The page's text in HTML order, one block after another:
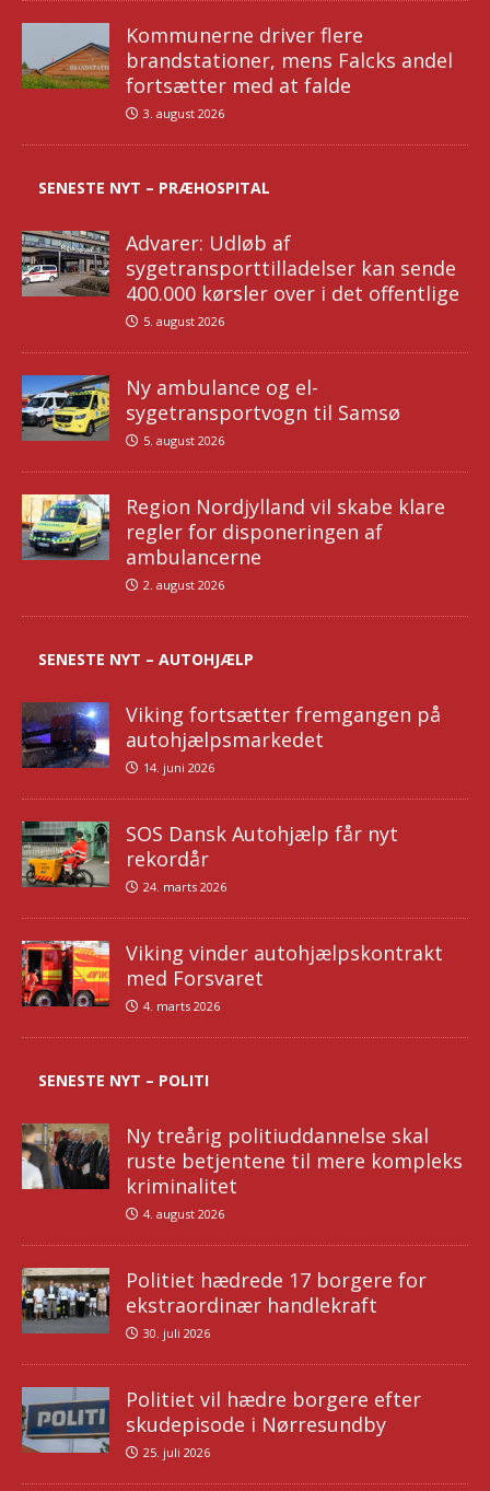
Kommunerne driver flere
brandstationer, mens Falcks andel
fortsætter med at falde
3. august 2026
SENESTE NYT – PRÆHOSPITAL
Advarer: Udløb af
sygetransporttilladelser kan sende
400.000 kørsler over i det offentlige
5. august 2026
Ny ambulance og el-
sygetransportvogn til Samsø
5. august 2026
Region Nordjylland vil skabe klare
regler for disponeringen af
ambulancerne
2. august 2026
SENESTE NYT – AUTOHJÆLP
Viking fortsætter fremgangen på
autohjælpsmarkedet
14. juni 2026
SOS Dansk Autohjælp får nyt
rekordår
24. marts 2026
Viking vinder autohjælpskontrakt
med Forsvaret
4. marts 2026
SENESTE NYT – POLITI
Ny treårig politiuddannelse skal
ruste betjentene til mere kompleks
kriminalitet
4. august 2026
Politiet hædrede 17 borgere for
ekstraordinær handlekraft
30. juli 2026
Politiet vil hædre borgere efter
skudepisode i Nørresundby
25. juli 2026